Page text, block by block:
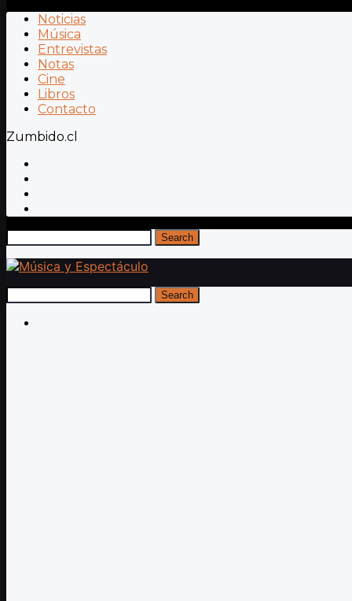
Noticias
Música
Entrevistas
Notas
Cine
Libros
Contacto
Zumbido.cl
Search
Search